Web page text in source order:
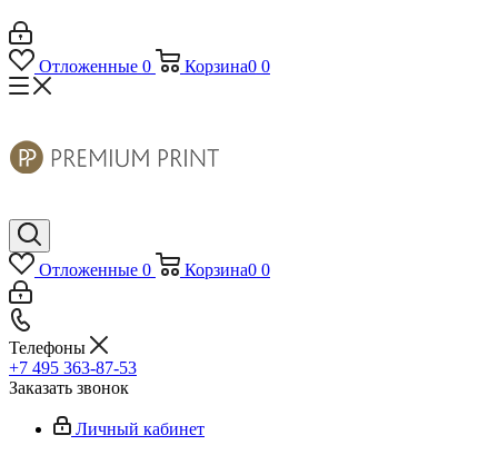
Отложенные 0 Корзина0 0
Отложенные 0 Корзина0 0
Телефоны
+7 495 363-87-53
Заказать звонок
Личный кабинет